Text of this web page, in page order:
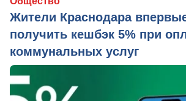
Жители Краснодара
получить кешбэк 5% при
коммунальных услуг